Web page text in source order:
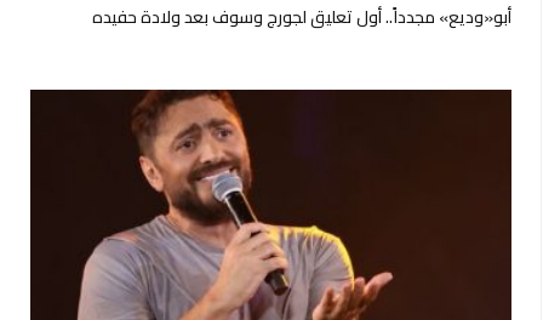
أبو«وديع» مجدداً.. أول تعليق لجورج وسوف بعد ولادة حفيده